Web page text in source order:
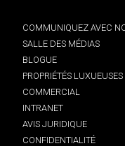
COMMUNIQUEZ AVEC
SALLE DES MÉDIAS
BLOGUE
PROPRIÉTÉS LUXUEUSES
COMMERCIAL
INTRANET
AVIS JURIDIQUE
CONFIDENTIALITÉ